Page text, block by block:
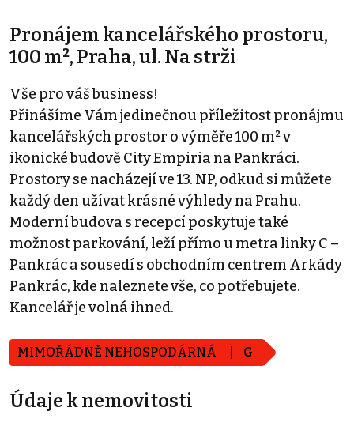
Pronájem kancelářského prostoru,
100 m², Praha, ul. Na strži
Vše pro váš business!
Přinášíme Vám jedinečnou příležitost pronájmu
kancelářských prostor o výměře 100 m² v
ikonické budově City Empiria na Pankráci.
Prostory se nacházejí ve 13. NP, odkud si můžete
každý den užívat krásné výhledy na Prahu.
Moderní budova s recepcí poskytuje také
možnost parkování, leží přímo u metra linky C –⁠
Pankrác a sousedí s obchodním centrem Arkády
Pankrác, kde naleznete vše, co potřebujete.
Kancelář je volná ihned.
MIMOŘÁDNĚ NEHOSPODÁRNÁ G
Údaje k nemovitosti